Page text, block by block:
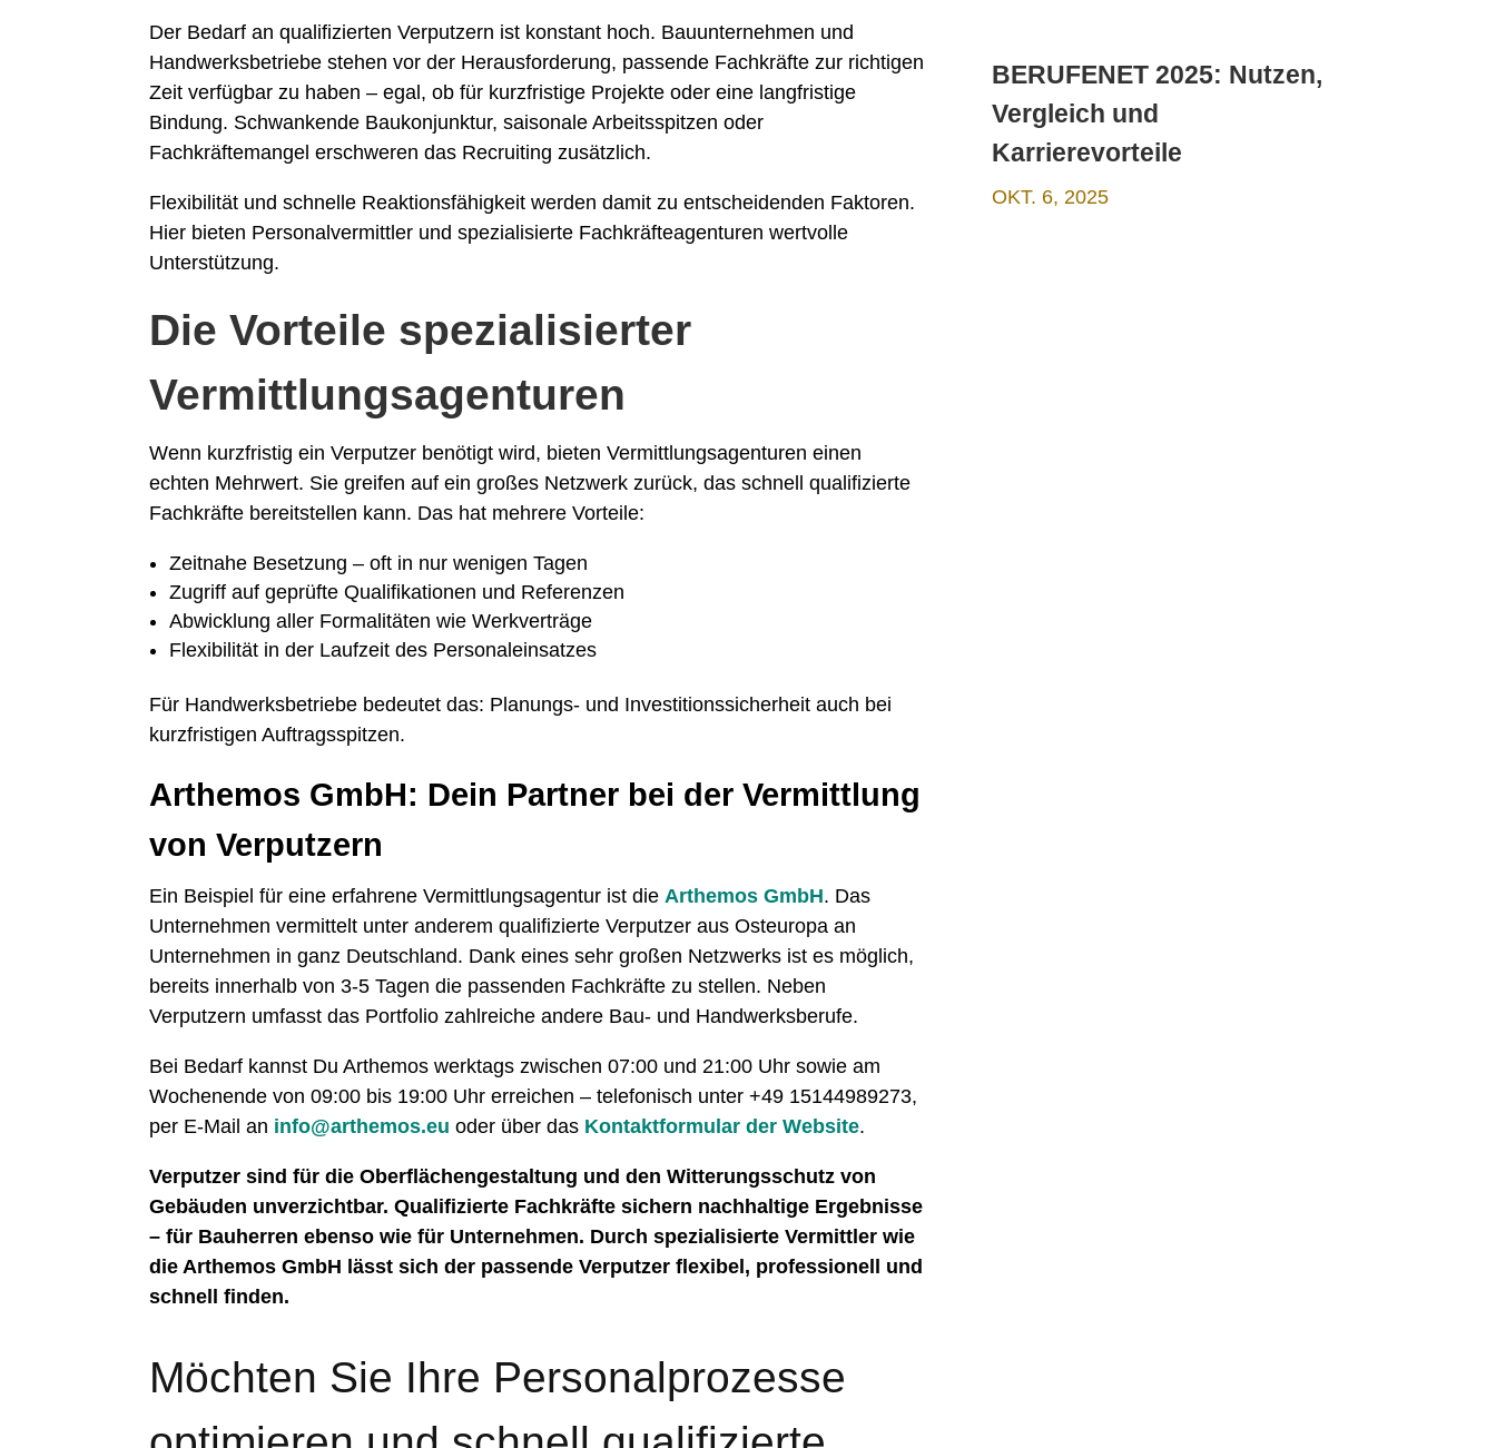
Der Bedarf an qualifizierten Verputzern ist konstant hoch. Bauunternehmen und
Handwerksbetriebe stehen vor der Herausforderung, passende Fachkräfte zur richtigen
Zeit verfügbar zu haben – egal, ob für kurzfristige Projekte oder eine langfristige
Bindung. Schwankende Baukonjunktur, saisonale Arbeitsspitzen oder
Fachkräftemangel erschweren das Recruiting zusätzlich.
Flexibilität und schnelle Reaktionsfähigkeit werden damit zu entscheidenden Faktoren.
Hier bieten Personalvermittler und spezialisierte Fachkräfteagenturen wertvolle
Unterstützung.
Die Vorteile spezialisierter
Vermittlungsagenturen
Wenn kurzfristig ein Verputzer benötigt wird, bieten Vermittlungsagenturen einen
echten Mehrwert. Sie greifen auf ein großes Netzwerk zurück, das schnell qualifizierte
Fachkräfte bereitstellen kann. Das hat mehrere Vorteile:
Zeitnahe Besetzung – oft in nur wenigen Tagen
Zugriff auf geprüfte Qualifikationen und Referenzen
Abwicklung aller Formalitäten wie Werkverträge
Flexibilität in der Laufzeit des Personaleinsatzes
Für Handwerksbetriebe bedeutet das: Planungs- und Investitionssicherheit auch bei
kurzfristigen Auftragsspitzen.
Arthemos GmbH: Dein Partner bei der Vermittlung
von Verputzern
Ein Beispiel für eine erfahrene Vermittlungsagentur ist dieArthemos GmbH. Das
Unternehmen vermittelt unter anderem qualifizierte Verputzer aus Osteuropa an
Unternehmen in ganz Deutschland. Dank eines sehr großen Netzwerks ist es möglich,
bereits innerhalb von 3-5 Tagen die passenden Fachkräfte zu stellen. Neben
Verputzern umfasst das Portfolio zahlreiche andere Bau- und Handwerksberufe.
Bei Bedarf kannst Du Arthemos werktags zwischen 07:00 und 21:00 Uhr sowie am
Wochenende von 09:00 bis 19:00 Uhr erreichen – telefonisch unter +49 15144989273,
per E-Mail an info@arthemos.eu oder über das Kontaktformular der Website.
Verputzer sind für die Oberflächengestaltung und den Witterungsschutz von
Gebäuden unverzichtbar. Qualifizierte Fachkräfte sichern nachhaltige Ergebnisse
– für Bauherren ebenso wie für Unternehmen. Durch spezialisierte Vermittler wie
die Arthemos GmbH lässt sich der passende Verputzer flexibel, professionell und
schnell finden.
Möchten Sie Ihre Personalprozesse
BERUFENET 2025: Nutzen,
Vergleich und
Karrierevorteile
OKT. 6, 2025